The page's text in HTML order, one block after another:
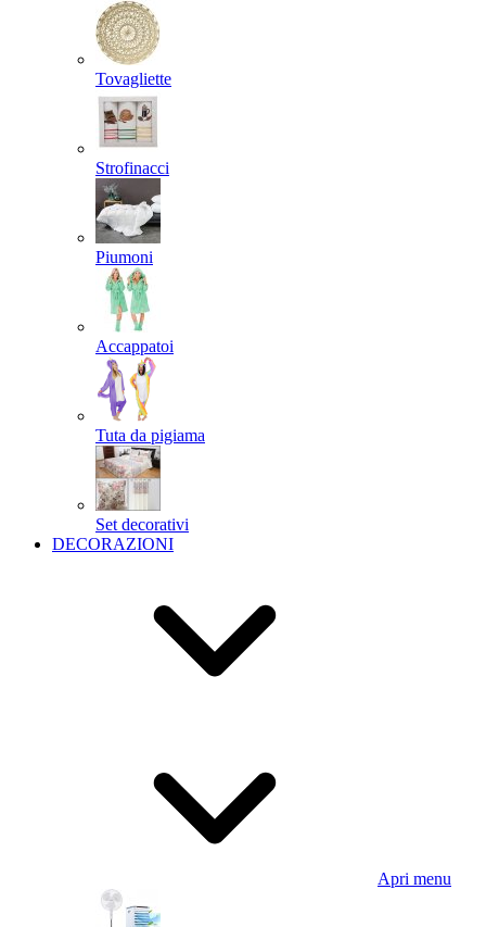
Tovagliette
Strofinacci
Piumoni
Accappatoi
Tuta da pigiama
Set decorativi
DECORAZIONI
Apri menu